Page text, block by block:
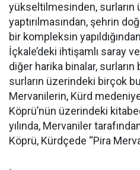
yükseltilmesinden, surların
yaptırılmasından, şehrin
bir kompleksin
İçkale’deki ihtişamlı saray
diğer harika binalar,
surların üzerindeki birçok
Mervanilerin, Kürd
Köprü’nün üzerindeki
yılında, Mervaniler
Köprü, Kürdçede “Pira